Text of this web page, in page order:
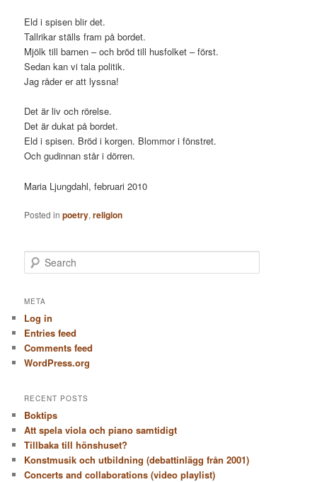
Eld i spisen blir det.
Tallrikar ställs fram på bordet.
Mjölk till barnen – och bröd till husfolket – först.
Sedan kan vi tala politik.
Jag råder er att lyssna!
Det är liv och rörelse.
Det är dukat på bordet.
Eld i spisen. Bröd i korgen. Blommor i fönstret.
Och gudinnan står i dörren.
Maria Ljungdahl, februari 2010
Posted in poetry,religion
e
r
h
META
Log in
Entries feed
Comments feed
WordPress.org
RECENT POSTS
Boktips
Att spela viola och piano samtidigt
Tillbaka till hönshuset?
Konstmusik och utbildning (debattinlägg från 2001)
Concerts and collaborations (video playlist)